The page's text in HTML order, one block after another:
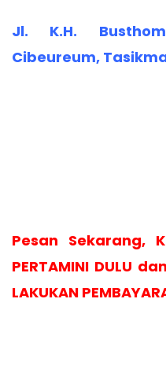
Jl. K.H.
Cibeureum,
Pesan Sekarang,
PERTAMINI DULU
LAKUKAN